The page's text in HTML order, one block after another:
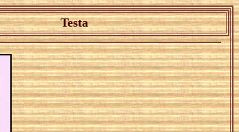
Testa